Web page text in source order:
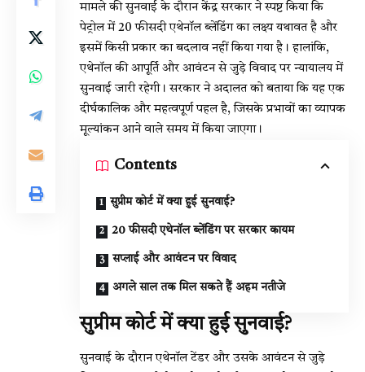
मामले की सुनवाई के दौरान केंद्र सरकार ने स्पष्ट किया कि
पेट्रोल में 20 फीसदी एथेनॉल ब्लेंडिंग का लक्ष्य यथावत है और
इसमें किसी प्रकार का बदलाव नहीं किया गया है। हालांकि,
एथेनॉल की आपूर्ति और आवंटन से जुड़े विवाद पर न्यायालय में
सुनवाई जारी रहेगी। सरकार ने अदालत को बताया कि यह एक
दीर्घकालिक और महत्वपूर्ण पहल है, जिसके प्रभावों का व्यापक
मूल्यांकन आने वाले समय में किया जाएगा।
Contents
सुप्रीम कोर्ट में क्या हुई सुनवाई?
20 फीसदी एथेनॉल ब्लेंडिंग पर सरकार कायम
सप्लाई और आवंटन पर विवाद
अगले साल तक मिल सकते हैं अहम नतीजे
सुप्रीम कोर्ट में क्या हुई सुनवाई?
सुनवाई के दौरान एथेनॉल टेंडर और उसके आवंटन से जुड़े